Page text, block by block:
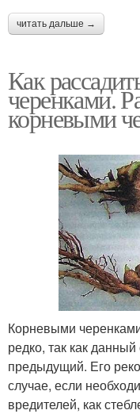
читать дальше →
Как
черенками.
корневыми
Корневыми
редко, так как
предыдущий. Его
случае, если
вредителей, как